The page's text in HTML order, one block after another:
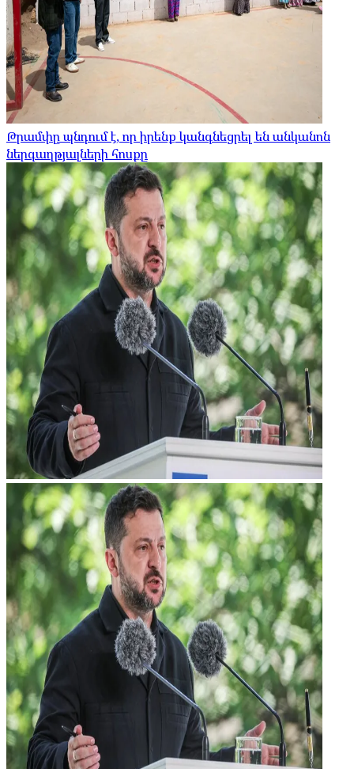
Թրամփը պնդում է, որ իրենք կանգնեցրել են անկանոն
ներգաղթյալների հոսքը